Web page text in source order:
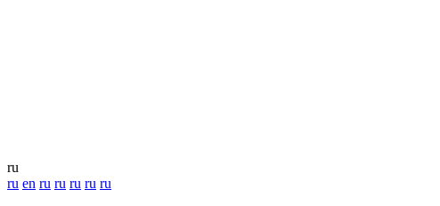
ru
ru en ru ru ru ru ru